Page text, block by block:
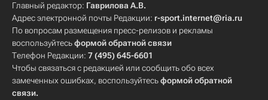
Главный редактор: Гаврилова А.В.
Адрес электронной почты Редакции: r-sport.internet@ria.ru
По вопросам размещения пресс-релизов и рекламы
воспользуйтесьформой обратной связи
Телефон Редакции: 7 (495) 645-6601
Чтобы связаться с редакцией или сообщить обо всех
замеченных ошибках, воспользуйтесьформой обратной
связи.